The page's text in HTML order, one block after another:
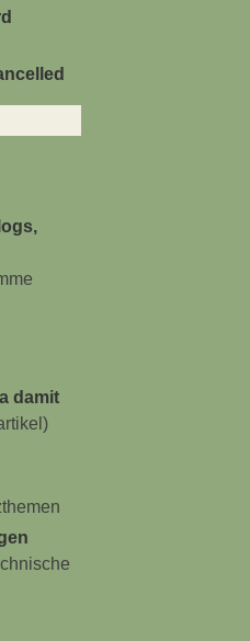
damit